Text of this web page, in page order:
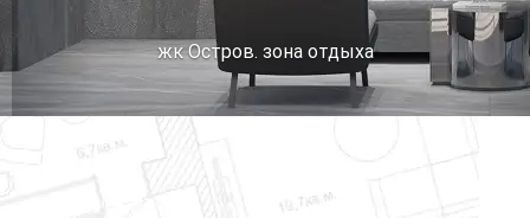
жк Остров. зона отдыха